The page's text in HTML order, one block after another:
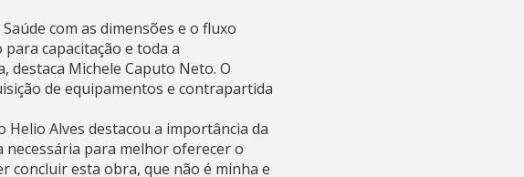
com as dimensões e o fluxo
capacitação e toda a
destaca Michele Caputo Neto. O
de equipamentos e contrapartida
Alves destacou a importância da
necessária para melhor oferecer o
concluir esta obra, que não é minha e